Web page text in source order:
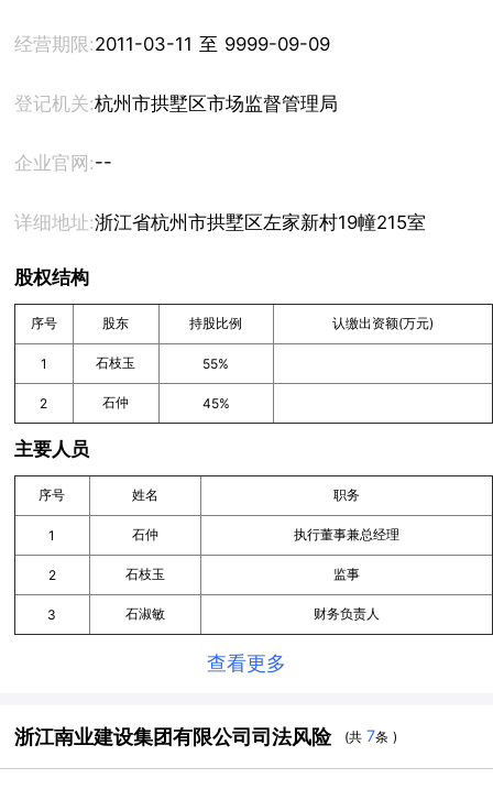
经营期限: 2011-03-11 至 9999-09-09
登记机关:杭州市拱墅区市场监督管理局
企业官网:--
详细地址:浙江省杭州市拱墅区左家新村19幢215室
股权结构
序号 股东 持股比例 认缴出资额(万元)
1 石枝玉 55%
2 石仲 45%
主要人员
序号 姓名 职务
1 石仲 执行董事兼总经理
2 石枝玉 监事
3 石淑敏 财务负责人
查看更多
浙江南业建设集团有限公司司法风险 (共7条 )